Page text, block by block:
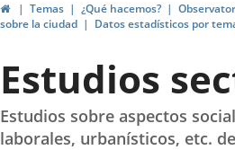
de
Valladolid
InicioTemas ¿Qué hacemos?
sobre la ciudad
Datos estadísticos por
Estudios
Estudios sobre aspectos
laborales, urbanísticos, etc.